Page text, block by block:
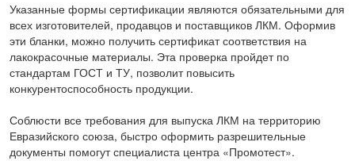
Указанные формы сертификации являются обязательными для
всех изготовителей, продавцов и поставщиков ЛКМ. Оформив
эти бланки, можно получить сертификат соответствия на
лакокрасочные материалы. Эта проверка пройдет по
стандартам ГОСТ и ТУ, позволит повысить
конкурентоспособность продукции.
Соблюсти все требования для выпуска ЛКМ на территорию
Евразийского союза, быстро оформить разрешительные
документы помогут специалиста центра «Промотест».